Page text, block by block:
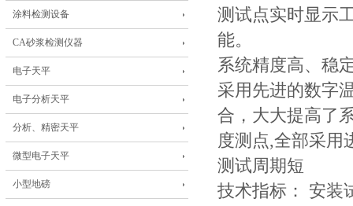
涂料检测设备
CA砂浆检测仪器
电子天平
电子分析天平
分析、精密天平
微型电子天平
小型地磅
测试点实时显示
能。
系统精度高、稳
采用先进的数字
合，大大提高了
度测点,全部采用
测试周期短
技术指标： 安装